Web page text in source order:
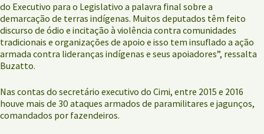
do Executivo para o Legislativo a palavra final sobre a
demarcação de terras indígenas. Muitos deputados têm feito
discurso de ódio e incitação à violência contra comunidades
tradicionais e organizações de apoio e isso tem insuflado a ação
armada contra lideranças indígenas e seus apoiadores”, ressalta
Buzatto.
Nas contas do secretário executivo do Cimi, entre 2015 e 2016
houve mais de 30 ataques armados de paramilitares e jagunços,
comandados por fazendeiros.